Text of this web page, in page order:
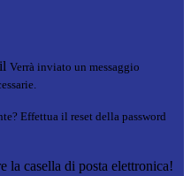
Verrà inviato un messaggio
Effettua il reset della password
la casella di posta elettronica!